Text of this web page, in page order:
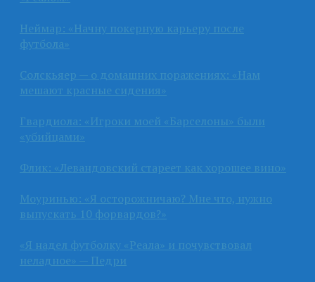
Неймар: «Начну покерную карьеру после
футбола»
Солскьяер — о домашних поражениях: «Нам
мешают красные сидения»
Гвардиола: «Игроки моей «Барселоны» были
«убийцами»
Флик: «Левандовский стареет как хорошее вино»
Моуринью: «Я осторожничаю? Мне что, нужно
выпускать 10 форвардов?»
«Я надел футболку «Реала» и почувствовал
неладное» — Педри